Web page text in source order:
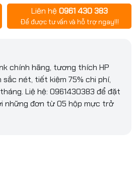
Liên hệ 0961 430 383
Để được tư vấn và hỗ trợ ngay!!!
chính hãng, tương thích HP
sắc nét, tiết kiệm 75% chi phí,
Liệ hệ: 0961430383 để đặt
những đơn từ 05 hộp mực trở
GỬI THÔNG TIN